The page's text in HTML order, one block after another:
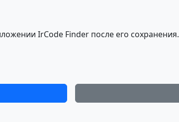
IrCode Finder после его сохранения.